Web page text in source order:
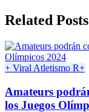
Related Posts
+ Viral Atletismo R+
Amateurs
los Juegos